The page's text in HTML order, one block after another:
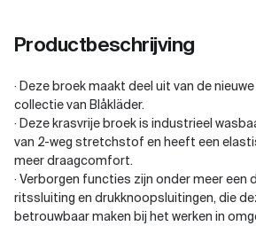
Productbeschrijving
· Deze broek maakt deel uit van de
collectie van Blåkläder.
· Deze krasvrije broek is industrieel
van 2-weg stretchstof en heeft een
meer draagcomfort.
· Verborgen functies zijn onder meer een
ritssluiting en drukknoopsluitingen, die
betrouwbaar maken bij het werken in